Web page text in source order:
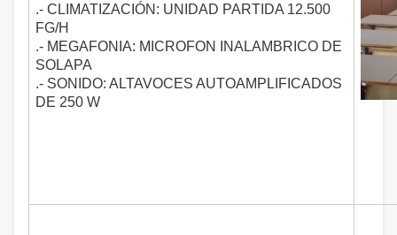
.- CLIMATIZACIÓN: UNIDAD PARTIDA 12.500
FG/H
.- MEGAFONIA: MICROFON INALAMBRICO DE
SOLAPA
.- SONIDO: ALTAVOCES AUTOAMPLIFICADOS
DE 250 W